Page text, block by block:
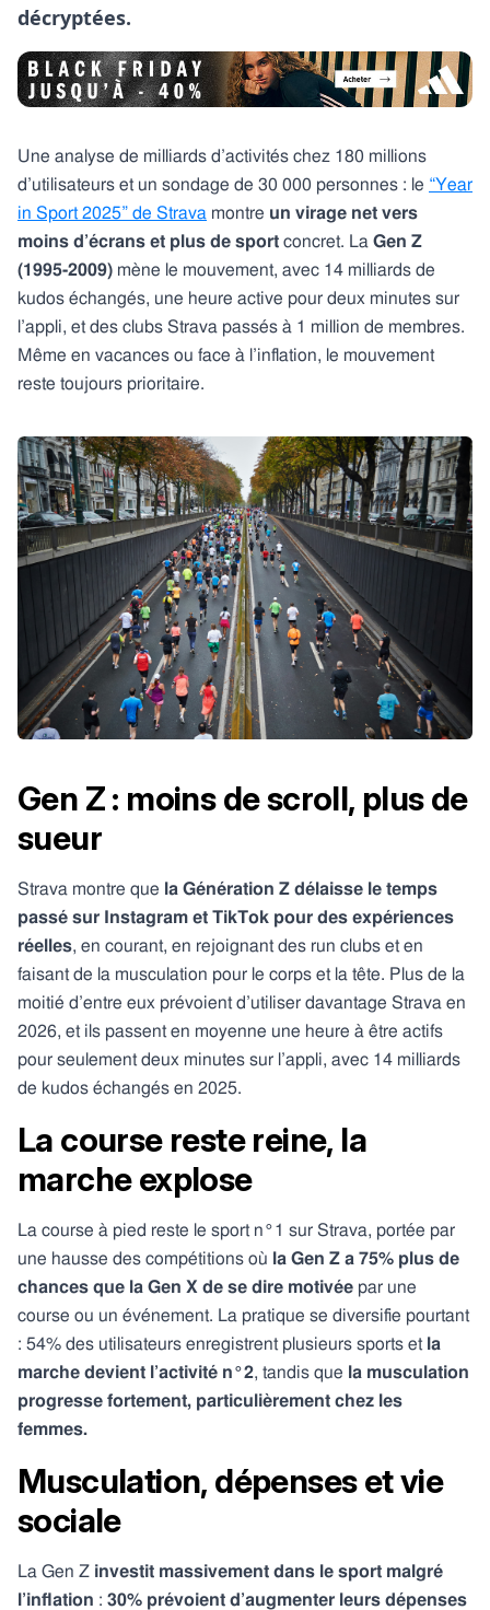
décryptées.
Une analyse de milliards d’activités chez 180 millions
d’utilisateurs et un sondage de 30 000 personnes : le “Year
in Sport 2025” de Strava montre un virage net vers
moins d’écrans et plus de sport concret. La Gen Z
(1995-2009) mène le mouvement, avec 14 milliards de
kudos échangés, une heure active pour deux minutes sur
l’appli, et des clubs Strava passés à 1 million de membres.
Même en vacances ou face à l’inflation, le mouvement
reste toujours prioritaire.
Gen Z : moins de scroll, plus de
sueur
Strava montre que la Génération Z délaisse le temps
passé sur Instagram et TikTok pour des expériences
réelles, en courant, en rejoignant des run clubs et en
faisant de la musculation pour le corps et la tête. ​ Plus de la
moitié d’entre eux prévoient d’utiliser davantage Strava en
2026, et ils passent en moyenne une heure à être actifs
pour seulement deux minutes sur l’appli, avec 14 milliards
de kudos échangés en 2025.
La course reste reine, la
marche explose
La course à pied reste le sport n°1 sur Strava, portée par
une hausse des compétitions où la Gen Z a 75% plus de
chances que la Gen X de se dire motivée par une
course ou un événement. ​ La pratique se diversifie pourtant
: 54% des utilisateurs enregistrent plusieurs sports et la
marche devient l’activité n°2, tandis que la musculation
progresse fortement, particulièrement chez les
femmes.
Musculation, dépenses et vie
sociale
La Gen Z investit massivement dans le sport malgré
l’inflation : 30% prévoient d’augmenter leurs dépenses